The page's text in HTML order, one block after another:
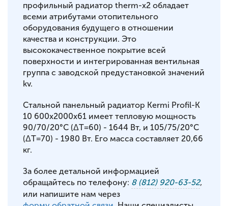
профильный радиатор therm-x2 обладает
всеми атрибутами отопительного
оборудования будущего в отношении
качества и конструкции. Это
высококачественное покрытие всей
поверхности и интегрированная вентильная
группа с заводской предустановкой значений
kv.
Стальной панельный радиатор Kermi Profil-K
10 600x2000x61 имеет тепловую мощность
90/70/20°С (ΔT=60) - 1644 Вт, и 105/75/20°С
(ΔT=70) - 1980 Вт. Его масса составляет 20,66
кг.
За более детальной информацией
обращайтесь по телефону: 8 (812) 920-63-52,
или напишите нам через